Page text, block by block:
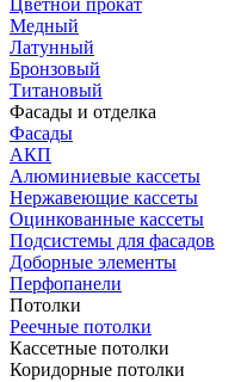
Цветной прокат
Медный
Латунный
Бронзовый
Титановый
Фасады и отделка
Фасады
АКП
Алюминиевые кассеты
Нержавеющие кассеты
Оцинкованные кассеты
Подсистемы для фасадов
Доборные элементы
Перфопанели
Потолки
Реечные потолки
Кассетные потолки
Коридорные потолки